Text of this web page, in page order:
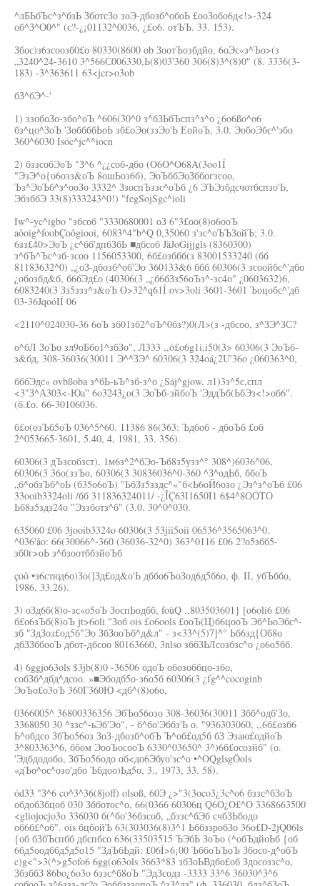
^лБЬбЪс^з^бзЬ ЗботсЗо зоЭ-дбозб^обоЬ £ооЗобо6д<!>-324
об^З^О0^" (с?-¿¡01132^0036, ¿£о6. отЪЪ. 33. 153).
Збос)з6зсоозб0£о 80330(8600 ob ЗоотЪозбдйо, 6оЭс«з^Ъо>(з
„3240^24-3610 3^566С006330,Ь(8)03'360 306(8)3^(8)0" (8. 3336(3-
183) -3^363611 63<jcr>o3ob
бЗ^бЭ^-'
1) ззобоЗо-збо^оЪ ^606(30^0 з^бЗЬбЪспз^з^о ¿6o6ßo^o6
бз^цо^ЗоЪ 'ЗоббббЬоЬ зб£оЭо(ззЭо'Ь ЕойоЪ, 3.0. ЭобоЭбс^'эбо
360^6030 Isóc^jc^^iocn
2) бззсобЭоЪ "З^6 ^¿¿соб-дбо (O6O^O68A(3oo1Í
"ЭзЭ^о{о6озз&оЪ 8ошЬоз6б), ЭоЪббЭоЗббогзсоо,
Ъз^ЭоЪб^з^ооЗо 3332^ ЗзоспЪззс^оЪб ¿6 ЭЪЭзбдсчотбспзо'Ь,
ЭбзббЭ 33(8)333243^0!) "fegSojSgc^ioli
Iw^-yc^igbo "збсоб "3330680001 оЗ 6"3£оо(8)о6ооЪ
aôoig^foobÇoôgiooi, 6083^4"b^Q 0,35060 з'зс^оЪЪЗойЪ; 3.0.
6зз£40>ЭоЪ ¿с^бб'дпбЗбЬ ■дбсоб JäJoGijjgls (8360300)
з^бЪ^Ъс^зб-зсоо 1156053300, 6б£озббб(з 83001533240 (бб
81183632^0) „¿оЗ-дбозб^об'Эо 360133&6 ббб 60306(3 зсоойбс^'дбо
¿обозбд&б, б6бЭд£о (40306(3 „¿б6бЗз56оЪз^-зс4о" ¿0603632)6,
6083240(3 Зз5ззз^з&оЪ O>32^q61Í ov>3oli 3601-3601 Ъоцобс^'дб
03-36JqoóIÍ 06
<2110^024030-36 6оЪ зб01зб2^оЪ^0бз?)0(Л>(з -дбсоо, з^ЗЭ^ЗС?
о^бЛ ЗоЪо зл9оБбо1^збЗо", Л333 ,,ó£o6g1i,i50(3> 60306(3 ЭоЪб-
з&бд, 308-36036(30011 Э^^ЗЭ^ 60306(3 324oá¿2U'36o ¿060363^0,
бббЭдс« ovbßoba з^бЬ-ьЪ^зб-з^о ¿Sáj^gjow, л1)3з^5с,спл
<3"З^А303<-Юа'' 6o3243¿o(3 ЭоЪб-зйбоЪ 'ЭддЪб(ЬбЭз<!>об6".
(б.£о. 66-30106036.
б£о(озЪб5оЪ 036^5^60. 11386 86(363: Ъдбоб - дбоЪб £об
2^053665-3601, 5.40, 4, 1981, 33. 356).
60306(3 дЪзсобзст), 1м6з^2^бЭо-Ъб8з5узз^° 308^)6036^06,
60306(3 36о(ззЪо, 60306(3 30836036^0-360 ^З^одЬб, ббоЪ
„б^обзЪб^оЬ (б35о6оЪ) "ЬбЗз5зздс^«"б<Ь6оЙ6озо ¿Эз^з^оЪб £06
33ooib3324oli /бб 311836324011/ -¿ÎÇ63I1650I1 6$4^8ООТО
Ьб8з5здз24о "Эззботз^б" (3.0. 30^0^030.
635060 £06 3jooib3324o 60306(3 53jii5oii 06536^3565063^0.
^036'âo: 66(30066^-360 (36036-32^0) 363^0116 £06 2?о5збб5-
зб0г>оЬ з^бзоотббзйоЪб
çoô •з6стюд6о)Зо(]Зд£од&о'Ь дббо6ЪоЗод6д5б6о, ф. II, убЪббо,
1986, 33.26).
3) оЗд6б(8)о-зс«о5оЪ ЗоспЬодбб, foùQ ,,803503601} [o6oli6 £06
б£о6зЪб(8)оЪ jt>6oli "Зоб ois £o6ools £ооЪ(Ц)б6цооЪ Эб^ЬоЭбс^-
зб "ЗдЗоз£од5б"Эо ЗбЗооЪб^д&л" - з<33^(5)7]^° Ьб6зд{Об8о
дбЗЗббооЪ дбот-дбсоо 80163660, 3nlso зббЗЬЛсозбзс^о ¿о6о5бб.
4) 6ggjo63ols $3jb(8)0 -36506 одоЪ обозоббцо-збо,
собЗб^дбд^дсоо. »■Эбодб5о-з6о5б 60306(3 ¿fg^^cocoginb
ЭоЪо£о3оЪ 360Г360Ю <дб^(8)о6о,
0366005^ 36800336356 ЭбЪо56озо 308-36036(30011 Збб^одб'Зо,
3368050 30 ^ззс^-ьЭб'Эо", - б^бо'Эббз'Ь о. "936303060, ,,6б£озб6
Ь^обдсо ЗбЪо56оз ЗоЗ-дбозб^обЪ Ъ^об£од5б бЗ Эзаю£одйоЪ
3^803363^6, ббом ЭооЪосооЪ 6330^03650^ 3^)6б£осозйб" (о.
'Эдбдодобо, ЗбЪо56одо об<до6Эбуо'зс^о •^OQglsgÖols
«дЪо^ос^озо'дбо Ъбдоо)Ьд5о, 3., 1973, 33. 58).
ód33 "З^6 co^3^36(8joff) olsoß, 60Э ¿>"3(3oco3¿3c^o6 бззс^бЗоЪ
обдобЗбцоб 030 Збботос^о, 66(0366 60306ц Q6O¿O£^O 3368663500
<gliojocjo3o 336030 б(^бо'36бзсоб, „бззс^бЭб счбЗЬбодо
об6б£^об". ois бцбойЪ 63(303036(8)3^1 ЬббззробЗо 36o£D-2jQ06ls
{об бЗбЪспбб дбспбсо 636(33503515 ЪЭбЬ ЗоЪо (^обЪдйоЬб {об
6бд5оодббд5д5о15 "ЗдЪбЬдй: £06Í>6¡00 ЪббоЪЪоЪ Збосо-д^обЪ
c)g<">3(^>g5ofo6 6gg(o63ols 3663*83 збЗоЬВдбо£об Здосоззс^о,
ЗбзббЗ 86bo¿6o3o 6ззс^б8оЪ "ЭдЗсодз -3333 33^6 36030^3^6